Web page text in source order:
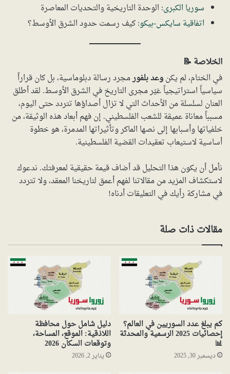
سوريا الكبرى: الوحدة التاريخية والتحديات المعاصرة
اتفاقية سايكس-بيكو: كيف رسمت حدود الشرق الأوسط؟
الخلاصة 📝
في الختام، لم يكنوعد بلفورمجرد رسالة دبلوماسية، بل كان قراراً
سياسياً استراتيجياً غيّر مجرى التاريخ في الشرق الأوسط. لقد أطلق
العنان لسلسلة من الأحداث التي لا تزال أصداؤها تتردد حتى اليوم،
مسبباً معاناة عميقة للشعب الفلسطيني. إن فهم أبعاد هذه الوثيقة، من
خلفياتها وأسبابها إلى نصها الماكر وتأثيراتها المدمرة، هو خطوة
أساسية لاستيعاب تعقيدات القضية الفلسطينية.
نأمل أن يكون هذا التحليل قد أضاف قيمة حقيقية لمعرفتك. ندعوك
لاستكشاف المزيد من مقالاتنا لفهم أعمق لتاريخنا المعقد، ولا تتردد
في مشاركة رأيك في التعليقات أدناه!
مقالات ذات صلة
كم يبلغ عدد السوريين في العالم؟
إحصائيات 2025 الرسمية والمحدثة
📊
ديسمبر 30, 2025
دليل شامل حول محافظة
اللاذقية: الموقع، المساحة،
وتوقعات السكان 2026
يناير 2, 2026